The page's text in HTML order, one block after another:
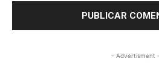
- Advertisment -